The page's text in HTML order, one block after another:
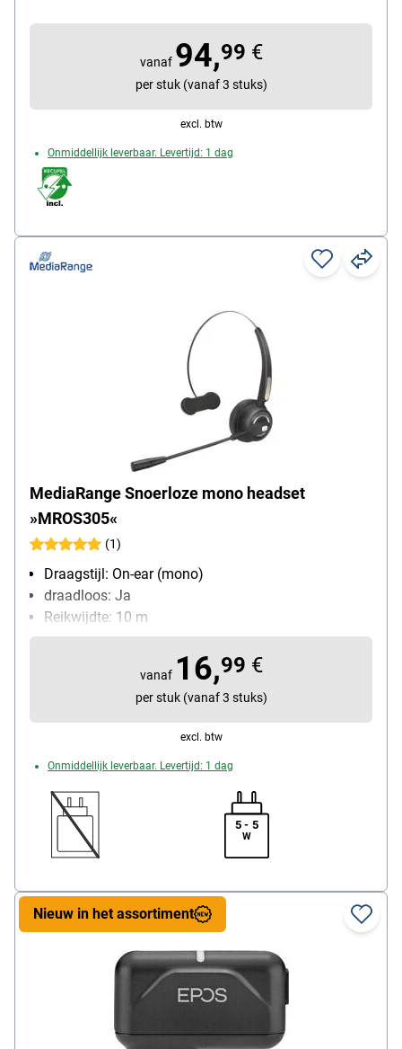
Ruisonderdrukkende microfoon, Volumeregeling,
vanaf 94,99 €
per stuk (vanaf 3 stuks)
excl. btw
Onmiddellijk leverbaar. Levertijd: 1 dag
MediaRange Snoerloze mono headset
»MROS305«
(1)
Draagstijl: On-ear (mono)
draadloos: Ja
Reikwijdte: 10 m
Aansluitingen: Bluetooth®
eigenschappen: Ruisonderdrukkende microfoon,
Verstelbare hoofdband, Verstelbare microfoon,
Bluetooth, Volumeregeling, Dempen
Bijzonderheden: flexibel in te stellen microfoonarm
en traploos verstelbare hoofdbeugel
vanaf 16,99 €
per stuk (vanaf 3 stuks)
excl. btw
Onmiddellijk leverbaar. Levertijd: 1 dag
5 - 5
W
Nieuw in het assortiment